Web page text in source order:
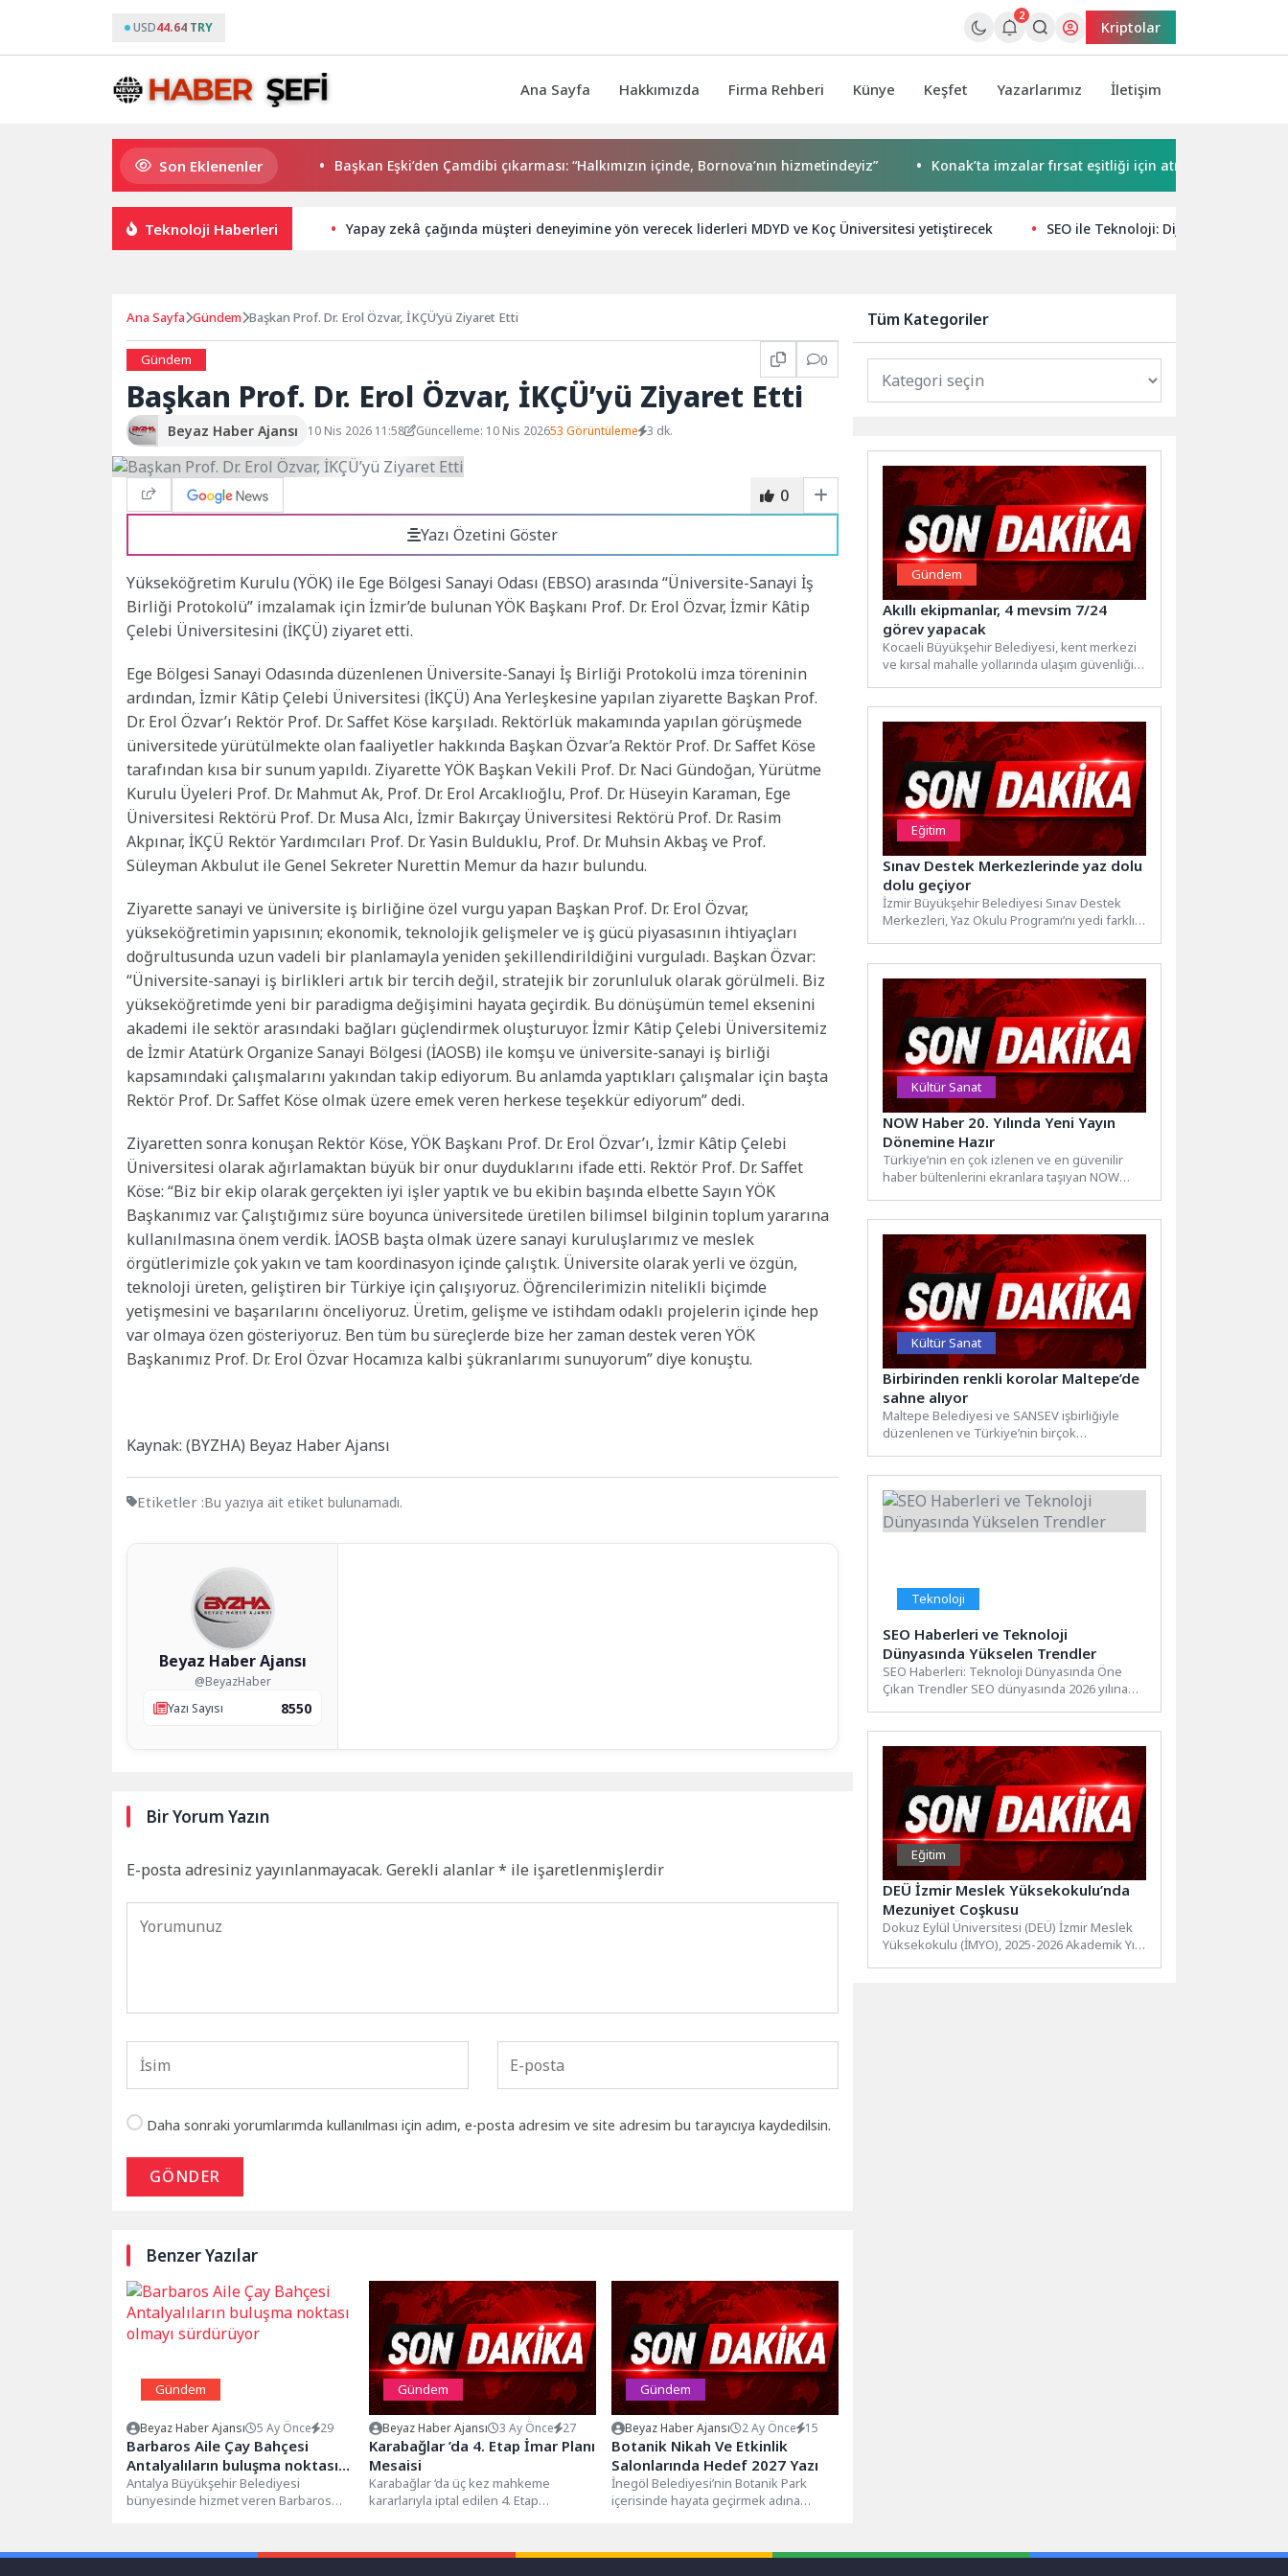
USD44.64 TRY
2
Kriptolar
Ana Sayfa Hakkımızda Firma Rehberi Künye Keşfet Yazarlarımız İletişim
Son Eklenenler
K. Menderes’te AKTAŞ Bereketi Başkan Eşki’den Çamdibi çıkarması: “Halkımızın içinde, Bornova’nın hizmetindeyiz” Konak’ta imzalar fırsat eşitliği için atıldı
Teknoloji Haberleri Yapay zekâ çağında müşteri deneyimine yön verecek liderleri MDYD ve Koç Üniversitesi yetiştirecek SEO ile Teknoloji: Dijital Dünyada
Ana Sayfa Gündem Başkan Prof. Dr. Erol Özvar, İKÇÜ’yü Ziyaret Etti
Gündem 0
Başkan Prof. Dr. Erol Özvar, İKÇÜ’yü Ziyaret Etti
Beyaz Haber Ajansı 10 Nis 2026 11:58 Güncelleme: 10 Nis 202653 Görüntüleme 3 dk.
0
Yazı Özetini Göster
Yükseköğretim Kurulu (YÖK) ile Ege Bölgesi Sanayi Odası (EBSO) arasında “Üniversite-Sanayi İş
Birliği Protokolü” imzalamak için İzmir’de bulunan YÖK Başkanı Prof. Dr. Erol Özvar, İzmir Kâtip
Çelebi Üniversitesini (İKÇÜ) ziyaret etti.
Ege Bölgesi Sanayi Odasında düzenlenen Üniversite-Sanayi İş Birliği Protokolü imza töreninin
ardından, İzmir Kâtip Çelebi Üniversitesi (İKÇÜ) Ana Yerleşkesine yapılan ziyarette Başkan Prof.
Dr. Erol Özvar’ı Rektör Prof. Dr. Saffet Köse karşıladı. Rektörlük makamında yapılan görüşmede
üniversitede yürütülmekte olan faaliyetler hakkında Başkan Özvar’a Rektör Prof. Dr. Saffet Köse
tarafından kısa bir sunum yapıldı. Ziyarette YÖK Başkan Vekili Prof. Dr. Naci Gündoğan, Yürütme
Kurulu Üyeleri Prof. Dr. Mahmut Ak, Prof. Dr. Erol Arcaklıoğlu, Prof. Dr. Hüseyin Karaman, Ege
Üniversitesi Rektörü Prof. Dr. Musa Alcı, İzmir Bakırçay Üniversitesi Rektörü Prof. Dr. Rasim
Akpınar, İKÇÜ Rektör Yardımcıları Prof. Dr. Yasin Bulduklu, Prof. Dr. Muhsin Akbaş ve Prof.
Süleyman Akbulut ile Genel Sekreter Nurettin Memur da hazır bulundu.
Ziyarette sanayi ve üniversite iş birliğine özel vurgu yapan Başkan Prof. Dr. Erol Özvar,
yükseköğretimin yapısının; ekonomik, teknolojik gelişmeler ve iş gücü piyasasının ihtiyaçları
doğrultusunda uzun vadeli bir planlamayla yeniden şekillendirildiğini vurguladı. Başkan Özvar:
“Üniversite-sanayi iş birlikleri artık bir tercih değil, stratejik bir zorunluluk olarak görülmeli. Biz
yükseköğretimde yeni bir paradigma değişimini hayata geçirdik. Bu dönüşümün temel eksenini
akademi ile sektör arasındaki bağları güçlendirmek oluşturuyor. İzmir Kâtip Çelebi Üniversitemiz
de İzmir Atatürk Organize Sanayi Bölgesi (İAOSB) ile komşu ve üniversite-sanayi iş birliği
kapsamındaki çalışmalarını yakından takip ediyorum. Bu anlamda yaptıkları çalışmalar için başta
Rektör Prof. Dr. Saffet Köse olmak üzere emek veren herkese teşekkür ediyorum” dedi.
Ziyaretten sonra konuşan Rektör Köse, YÖK Başkanı Prof. Dr. Erol Özvar’ı, İzmir Kâtip Çelebi
Üniversitesi olarak ağırlamaktan büyük bir onur duyduklarını ifade etti. Rektör Prof. Dr. Saffet
Köse: “Biz bir ekip olarak gerçekten iyi işler yaptık ve bu ekibin başında elbette Sayın YÖK
Başkanımız var. Çalıştığımız süre boyunca üniversitede üretilen bilimsel bilginin toplum yararına
kullanılmasına önem verdik. İAOSB başta olmak üzere sanayi kuruluşlarımız ve meslek
örgütlerimizle çok yakın ve tam koordinasyon içinde çalıştık. Üniversite olarak yerli ve özgün,
teknoloji üreten, geliştiren bir Türkiye için çalışıyoruz. Öğrencilerimizin nitelikli biçimde
yetişmesini ve başarılarını önceliyoruz. Üretim, gelişme ve istihdam odaklı projelerin içinde hep
var olmaya özen gösteriyoruz. Ben tüm bu süreçlerde bize her zaman destek veren YÖK
Başkanımız Prof. Dr. Erol Özvar Hocamıza kalbi şükranlarımı sunuyorum” diye konuştu.
Kaynak: (BYZHA) Beyaz Haber Ajansı
Etiketler :Bu yazıya ait etiket bulunamadı.
Beyaz Haber Ajansı
@BeyazHaber
Yazı Sayısı
8550
Bir Yorum Yazın
E-posta adresiniz yayınlanmayacak. Gerekli alanlar* ile işaretlenmişlerdir
Daha sonraki yorumlarımda kullanılması için adım, e-posta adresim ve site adresim bu tarayıcıya kaydedilsin.
GÖNDER
Benzer Yazılar
Gündem
Beyaz Haber Ajansı 5 Ay Önce 29
Barbaros Aile Çay Bahçesi
Antalyalıların buluşma noktası
olmayı sürdürüyor
Antalya Büyükşehir Belediyesi
bünyesinde hizmet veren Barbaros
Gündem
Beyaz Haber Ajansı 3 Ay Önce 27
Karabağlar ’da 4. Etap İmar Planı
Mesaisi
Karabağlar ‘da üç kez mahkeme
kararlarıyla iptal edilen 4. Etap
Gündem
Beyaz Haber Ajansı 2 Ay Önce 15
Botanik Nikah Ve Etkinlik
Salonlarında Hedef 2027 Yazı
İnegöl Belediyesi’nin Botanik Park
içerisinde hayata geçirmek adına
Tüm Kategoriler
Gündem
Akıllı ekipmanlar, 4 mevsim 7/24
görev yapacak
Kocaeli Büyükşehir Belediyesi, kent merkezi
ve kırsal mahalle yollarında ulaşım güvenliğini
Eğitim
Sınav Destek Merkezlerinde yaz dolu
dolu geçiyor
İzmir Büyükşehir Belediyesi Sınav Destek
Merkezleri, Yaz Okulu Programı’nı yedi farklı
Kültür Sanat
NOW Haber 20. Yılında Yeni Yayın
Dönemine Hazır
Türkiye’nin en çok izlenen ve en güvenilir
haber bültenlerini ekranlara taşıyan NOW
Kültür Sanat
Birbirinden renkli korolar Maltepe’de
sahne alıyor
Maltepe Belediyesi ve SANSEV işbirliğiyle
düzenlenen ve Türkiye’nin birçok
Teknoloji
SEO Haberleri ve Teknoloji
Dünyasında Yükselen Trendler
SEO Haberleri: Teknoloji Dünyasında Öne
Çıkan Trendler SEO dünyasında 2026 yılına
Eğitim
DEÜ İzmir Meslek Yüksekokulu’nda
Mezuniyet Coşkusu
Dokuz Eylül Üniversitesi (DEÜ) İzmir Meslek
Yüksekokulu (İMYO), 2025-2026 Akademik Yılı